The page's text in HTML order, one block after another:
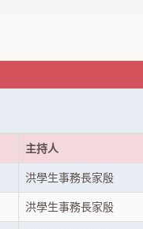
主持人
洪學生事務長家殷
洪學生事務長家殷